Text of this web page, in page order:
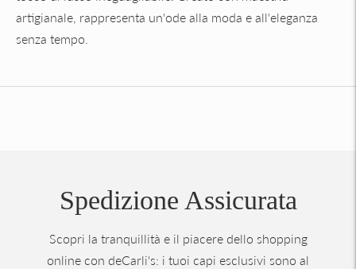
artigianale, rappresenta un'ode alla moda e all'eleganza
senza tempo.
un
Spedizione Assicurata
Scopri la tranquillità e il piacere dello shopping
online con deCarli's: i tuoi capi esclusivi sono al